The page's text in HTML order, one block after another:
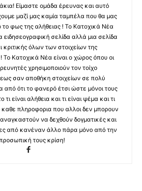
Είμαστε ομάδα έρευνας και αυτό
μαζί μας καμία ταμπέλα που θα μας
φως της αλήθειας ! Το Κατοχικά Νέα
ειδησεογραφική σελίδα αλλά μια σελίδα
κριτικής όλων των στοιχείων της
Το Κατοχικά Νέα είναι ο χώρος όπου οι
χρησιμοποιούν τον τοίχο
σαν αποθήκη στοιχείων σε πολύ
από ότι το φανερό έτσι ώστε μόνοι τους
είναι αλήθεια και τι είναι ψέμα και τι
πληροφορια που αλλοι δεν μπορουν
να δεχθούν δογματικές και
από κανέναν άλλο πάρα μόνο από την
τους κρίση!